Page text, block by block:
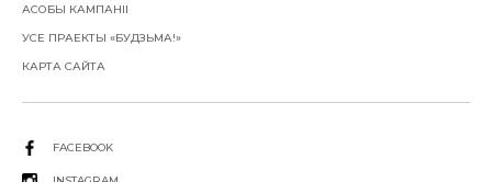
АСОБЫ КАМПАНІІ
УСЕ ПРАЕКТЫ «БУДЗЬМА!»
КАРТА САЙТА
FACEBOOK